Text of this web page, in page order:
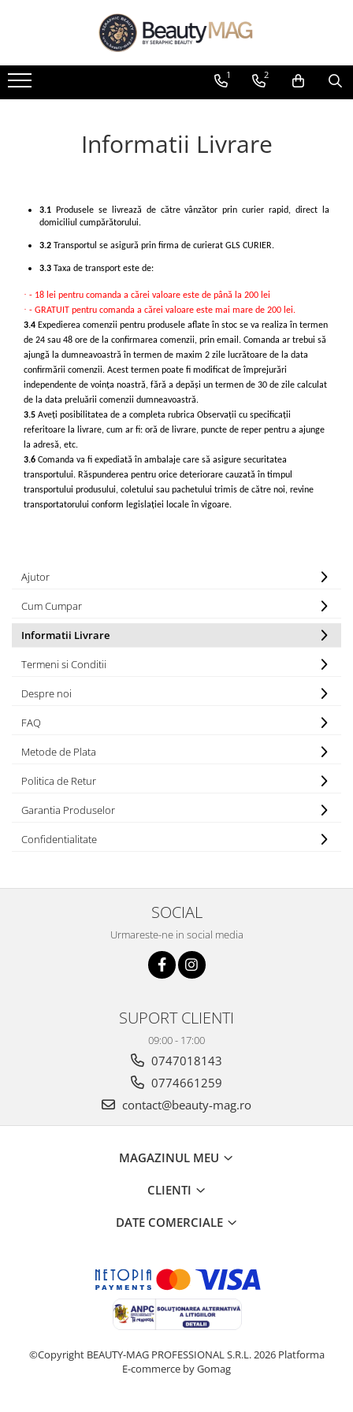
Biacre Source of Beauty
Kinetics Nail Systems
Manichiură/Pedichiură
Oja clasica
Colectii
Tratamente / Ingrijirea unghiei
Ingrijirea pielii
Tratamente SPA
Geluri de Constructie
Gel In Bottle
Clasic Gel Medium
Jelly Gel Medium
Jelly Gel Strong
Gel acrilic
Acril
Vopsea profesională permanentă
Vopsea Directa - iPigments
Pudra decoloranta
Hidratare
Întreținerea Culorii
Restructurare
Volum
Întreținere Blond
Detox
Anti-Cădere
Uz Zilnic
Tratament Filler cu Acid Hyaluronic
Păr Creț
Păr Drept
Puro Sole (protectie solara)
Scalp
Styling
iSmooth Îndreptare Permanentă
Ingrijire barbati
Ingrijirea Parului
Ingrijire Faciala si Corporala
1 2
Informatii Livrare
3.1 Produsele se livrează de către vânzător prin curier rapid, direct la
domiciliul cumpărătorului.
3.2 Transportul se asigură prin firma de curierat GLS CURIER.
3.3 Taxa de transport este de:
· - 18 lei pentru comanda a cărei valoare este de până la 200 lei
· - GRATUIT pentru comanda a cărei valoare este mai mare de 200 lei.
3.4 Expedierea comenzii pentru produsele aflate în stoc se va realiza în termen
de 24 sau 48 ore de la confirmarea comenzii, prin email. Comanda ar trebui să
ajungă la dumneavoastră în termen de maxim 2 zile lucrătoare de la data
confirmării comenzii. Acest termen poate fi modificat de împrejurări
independente de voința noastră, fără a depăși un termen de 30 de zile calculat
de la data preluării comenzii dumneavoastră.
3.5 Aveți posibilitatea de a completa rubrica Observații cu specificații
referitoare la livrare, cum ar fi: oră de livrare, puncte de reper pentru a ajunge
la adresă, etc.
3.6 Comanda va fi expediată în ambalaje care să asigure securitatea
transportului. Răspunderea pentru orice deteriorare cauzată în timpul
transportului produsului, coletului sau pachetului trimis de către noi, revine
transportatorului conform legislației locale în vigoare.
Ajutor
Cum Cumpar
Informatii Livrare
Termeni si Conditii
Despre noi
FAQ
Metode de Plata
Politica de Retur
Garantia Produselor
Confidentialitate
SOCIAL
Urmareste-ne in social media
SUPORT CLIENTI
09:00 - 17:00
0747018143
0774661259
contact@beauty-mag.ro
MAGAZINUL MEU
CLIENTI
DATE COMERCIALE
©Copyright BEAUTY-MAG PROFESSIONAL S.R.L. 2026 Platforma
E-commerce by Gomag